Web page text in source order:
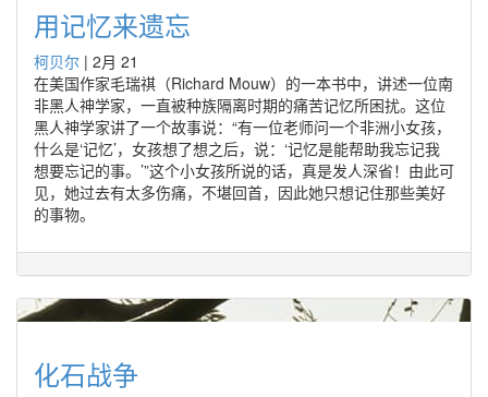
用记忆来遗忘
柯贝尔 | 2月 21
在美国作家毛瑞祺（Richard Mouw）的一本书中，讲述一位南
非黑人神学家，一直被种族隔离时期的痛苦记忆所困扰。这位
黑人神学家讲了一个故事说：“有一位老师问一个非洲小女孩，
什么是‘记忆’，女孩想了想之后，说：‘记忆是能帮助我忘记我
想要忘记的事。’”这个小女孩所说的话，真是发人深省！由此可
见，她过去有太多伤痛，不堪回首，因此她只想记住那些美好
的事物。
化石战争